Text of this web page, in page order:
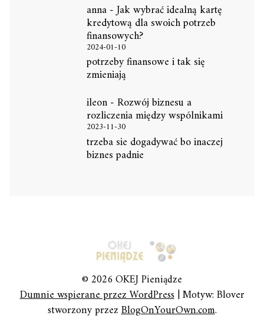
anna-Jak wybrać idealną kartę
kredytową dla swoich potrzeb
finansowych?
2024-01-10
potrzeby finansowe i tak się
zmieniają
ileon-Rozwój biznesu a
rozliczenia między wspólnikami
2023-11-30
trzeba sie dogadywać bo inaczej
biznes padnie
© 2026 OKEJ Pieniądze
Dumnie wspierane przez WordPress|Motyw: Blover
stworzony przezBlogOnYourOwn.com.